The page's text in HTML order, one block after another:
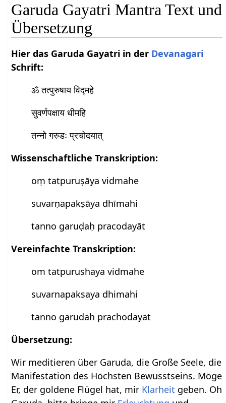
Garuda Gayatri Mantra Text und
Übersetzung
Hier das Garuda Gayatri in der Devanagari
Schrift:
ॐ तत्पुरुषाय विद्महे
सुवर्णपक्षाय धीमहि
तन्नो गरुडः प्रचोदयात्
Wissenschaftliche Transkription:
oṃ tatpuruṣāya vidmahe
suvarṇapakṣāya dhīmahi
tanno garuḍaḥ pracodayāt
Vereinfachte Transkription:
om tatpurushaya vidmahe
suvarnapaksaya dhimahi
tanno garudah prachodayat
Übersetzung:
Wir meditieren über Garuda, die Große Seele, die
Manifestation des Höchsten Bewusstseins. Möge
Er, der goldene Flügel hat, mir Klarheit geben. Oh